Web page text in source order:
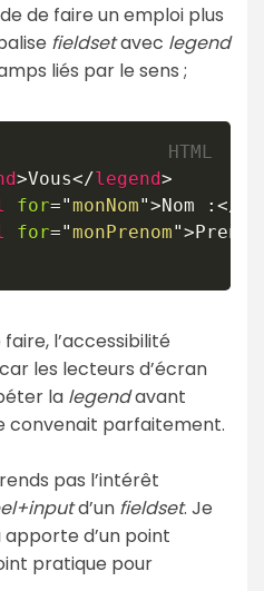
de faire un emploi plus
fieldsetavec legend
liés par le sens ;
>Vous</legend>
for="monNom">Nom : </
for="monPrenom">
l’accessibilité
les lecteurs d’écran
la legendavant
convenait parfaitement.
pas l’intérêt
d’un fieldset. Je
d’un point
pratique pour